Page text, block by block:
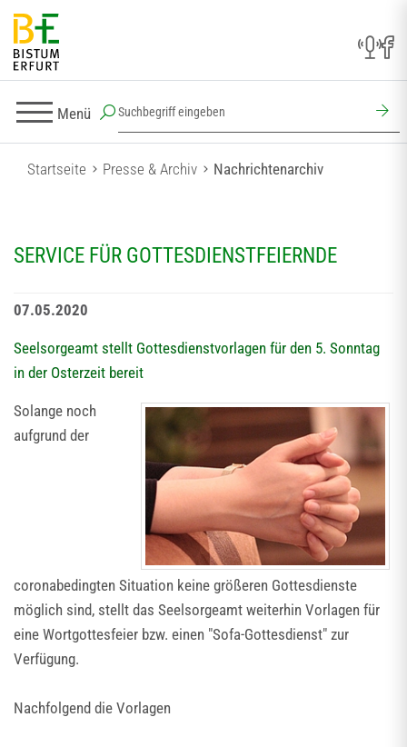
Menü
Startseite Presse & Archiv Nachrichtenarchiv
SERVICE FÜR GOTTESDIENSTFEIERNDE
07.05.2020
Seelsorgeamt stellt Gottesdienstvorlagen für den 5. Sonntag
in der Osterzeit bereit
Solange noch
aufgrund der
coronabedingten Situation keine größeren Gottesdienste
möglich sind, stellt das Seelsorgeamt weiterhin Vorlagen für
eine Wortgottesfeier bzw. einen "Sofa-Gottesdienst" zur
Verfügung.
Nachfolgend die Vorlagen